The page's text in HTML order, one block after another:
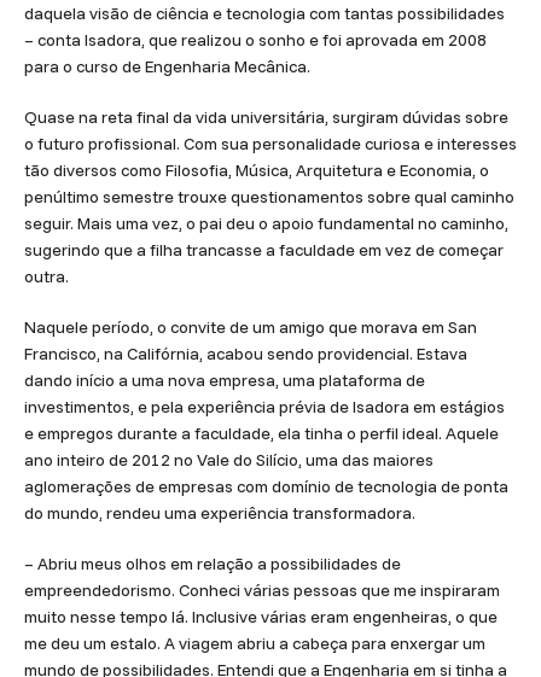
daquela visão de ciência e tecnologia com tantas possibilidades
– conta Isadora, que realizou o sonho e foi aprovada em 2008
para o curso de Engenharia Mecânica.
Quase na reta final da vida universitária, surgiram dúvidas sobre
o futuro profissional. Com sua personalidade curiosa e interesses
tão diversos como Filosofia, Música, Arquitetura e Economia, o
penúltimo semestre trouxe questionamentos sobre qual caminho
seguir. Mais uma vez, o pai deu o apoio fundamental no caminho,
sugerindo que a filha trancasse a faculdade em vez de começar
outra.
Naquele período, o convite de um amigo que morava em San
Francisco, na Califórnia, acabou sendo providencial. Estava
dando início a uma nova empresa, uma plataforma de
investimentos, e pela experiência prévia de Isadora em estágios
e empregos durante a faculdade, ela tinha o perfil ideal. Aquele
ano inteiro de 2012 no Vale do Silício, uma das maiores
aglomerações de empresas com domínio de tecnologia de ponta
do mundo, rendeu uma experiência transformadora.
– Abriu meus olhos em relação a possibilidades de
empreendedorismo. Conheci várias pessoas que me inspiraram
muito nesse tempo lá. Inclusive várias eram engenheiras, o que
me deu um estalo. A viagem abriu a cabeça para enxergar um
mundo de possibilidades. Entendi que a Engenharia em si tinha a